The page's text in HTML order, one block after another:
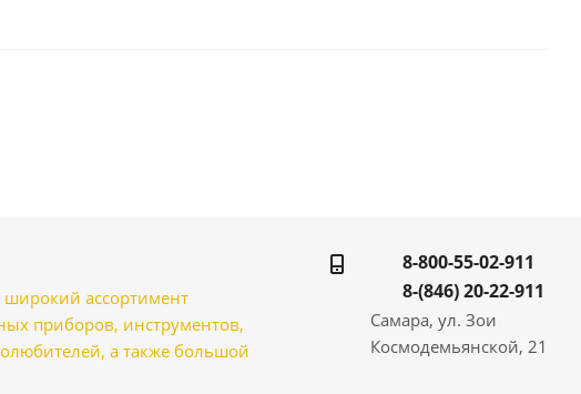
широкий ассортимент
приборов, инструментов,
а также большой
8-800-55-02-911
8-(846) 20-22-911
Самара, ул. Зои
Космодемьянской, 21